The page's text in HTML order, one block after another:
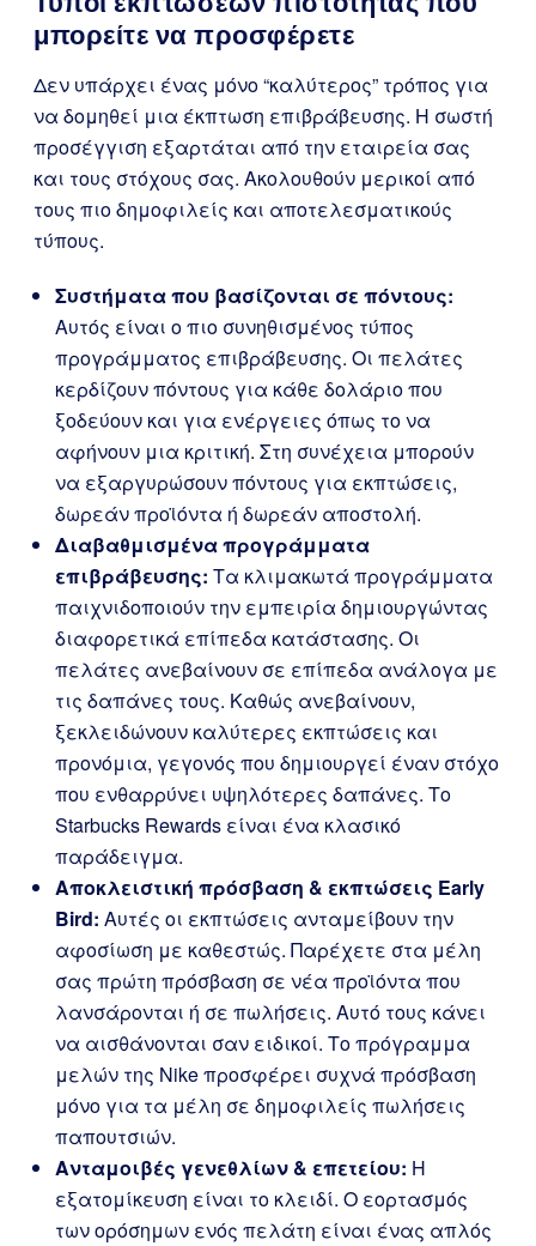
μπορείτε να προσφέρετε
Δεν υπάρχει ένας μόνο “καλύτερος” τρόπος για
να δομηθεί μια έκπτωση επιβράβευσης. Η σωστή
προσέγγιση εξαρτάται από την εταιρεία σας
και τους στόχους σας. Ακολουθούν μερικοί από
τους πιο δημοφιλείς και αποτελεσματικούς
τύπους.
Συστήματα που βασίζονται σε πόντους:
Αυτός είναι ο πιο συνηθισμένος τύπος
προγράμματος επιβράβευσης. Οι πελάτες
κερδίζουν πόντους για κάθε δολάριο που
ξοδεύουν και για ενέργειες όπως το να
αφήνουν μια κριτική. Στη συνέχεια μπορούν
να εξαργυρώσουν πόντους για εκπτώσεις,
δωρεάν προϊόντα ή δωρεάν αποστολή.
Διαβαθμισμένα προγράμματα
επιβράβευσης: Τα κλιμακωτά προγράμματα
παιχνιδοποιούν την εμπειρία δημιουργώντας
διαφορετικά επίπεδα κατάστασης. Οι
πελάτες ανεβαίνουν σε επίπεδα ανάλογα με
τις δαπάνες τους. Καθώς ανεβαίνουν,
ξεκλειδώνουν καλύτερες εκπτώσεις και
προνόμια, γεγονός που δημιουργεί έναν στόχο
που ενθαρρύνει υψηλότερες δαπάνες. Το
Starbucks Rewards είναι ένα κλασικό
παράδειγμα.
Αποκλειστική πρόσβαση & εκπτώσεις Early
Bird: Αυτές οι εκπτώσεις ανταμείβουν την
αφοσίωση με καθεστώς. Παρέχετε στα μέλη
σας πρώτη πρόσβαση σε νέα προϊόντα που
λανσάρονται ή σε πωλήσεις. Αυτό τους κάνει
να αισθάνονται σαν ειδικοί. Το πρόγραμμα
μελών της Nike προσφέρει συχνά πρόσβαση
μόνο για τα μέλη σε δημοφιλείς πωλήσεις
παπουτσιών.
Ανταμοιβές γενεθλίων & επετείου: Η
εξατομίκευση είναι το κλειδί. Ο εορτασμός
των ορόσημων ενός πελάτη είναι ένας απλός